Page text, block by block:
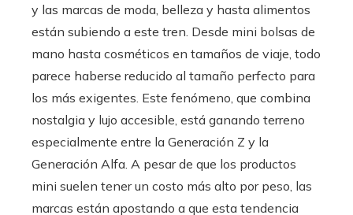
y las marcas de moda, belleza y hasta alimentos
están subiendo a este tren. Desde mini bolsas de
mano hasta cosméticos en tamaños de viaje, todo
parece haberse reducido al tamaño perfecto para
los más exigentes. Este fenómeno, que combina
nostalgia y lujo accesible, está ganando terreno
especialmente entre la Generación Z y la
Generación Alfa. A pesar de que los productos
mini suelen tener un costo más alto por peso, las
marcas están apostando a que esta tendencia